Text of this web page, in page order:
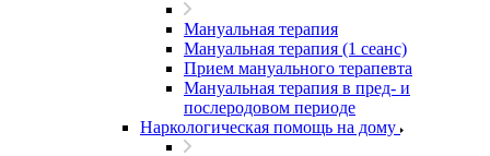
Мануальная терапия
Мануальная терапия (1 сеанс)
Прием мануального терапевта
Мануальная терапия в пред- и
послеродовом периоде
Наркологическая помощь на дому